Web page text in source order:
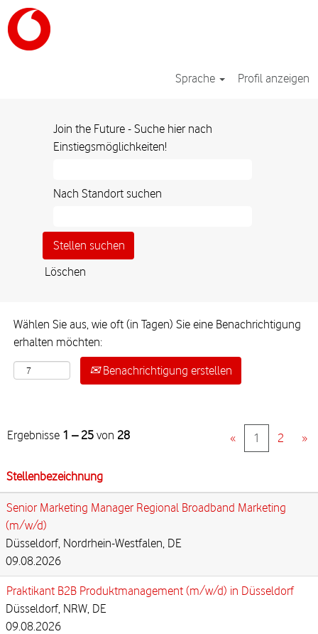
Sprache Profil anzeigen
Join the Future - Suche hier nach
Einstiegsmöglichkeiten!
Nach Standort suchen
Löschen
Wählen Sie aus, wie oft (in Tagen) Sie eine Benachrichtigung
erhalten möchten:
Benachrichtigung erstellen
Ergebnisse 1 – 25 von 28 « 1 2 »
Stellenbezeichnung
Senior Marketing Manager Regional Broadband Marketing
(m/w/d)
Düsseldorf, Nordrhein-Westfalen, DE
09.08.2026
Praktikant B2B Produktmanagement (m/w/d) in Düsseldorf
Düsseldorf, NRW, DE
09.08.2026